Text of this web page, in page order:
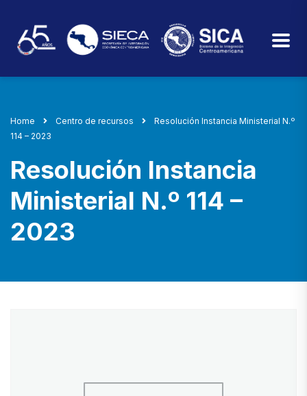
Home Centro de recursos
Resolución Instancia Ministerial N.º
114 – 2023
Resolución Instancia
Ministerial N.º 114 –
2023